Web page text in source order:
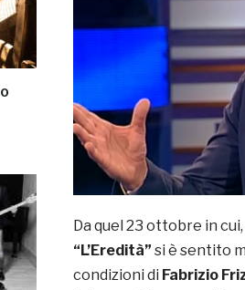
Da quel 23 ottobre in
“L’Eredità” si è sentito
condizioni di Fabrizio